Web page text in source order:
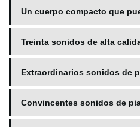
Un cuerpo compacto que
Treinta sonidos de alta
Extraordinarios sonidos de
Convincentes sonidos de